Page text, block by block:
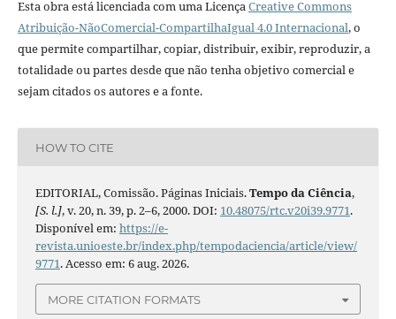
Esta obra está licenciada com uma LicençaCreative Commons
Atribuição-NãoComercial-CompartilhaIgual 4.0 Internacional, o
que permite compartilhar, copiar, distribuir, exibir, reproduzir, a
totalidade ou partes desde que não tenha objetivo comercial e
sejam citados os autores e a fonte.
HOW TO CITE
EDITORIAL, Comissão. Páginas Iniciais.Tempo da Ciência,
[S. l.], v. 20, n. 39, p. 2–6, 2000. DOI: 10.48075/rtc.v20i39.9771.
Disponível em: https://e-
revista.unioeste.br/index.php/tempodaciencia/article/view/
9771. Acesso em: 6 aug. 2026.
MORE CITATION FORMATS